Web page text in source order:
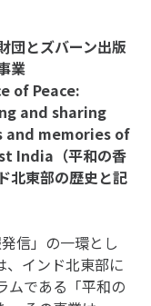
団とズバーン出版
業
of Peace:
and sharing
and memories of
India（平和の香
北東部の歴史と記
信」の一環とし
、インド北東部に
ムである「平和の